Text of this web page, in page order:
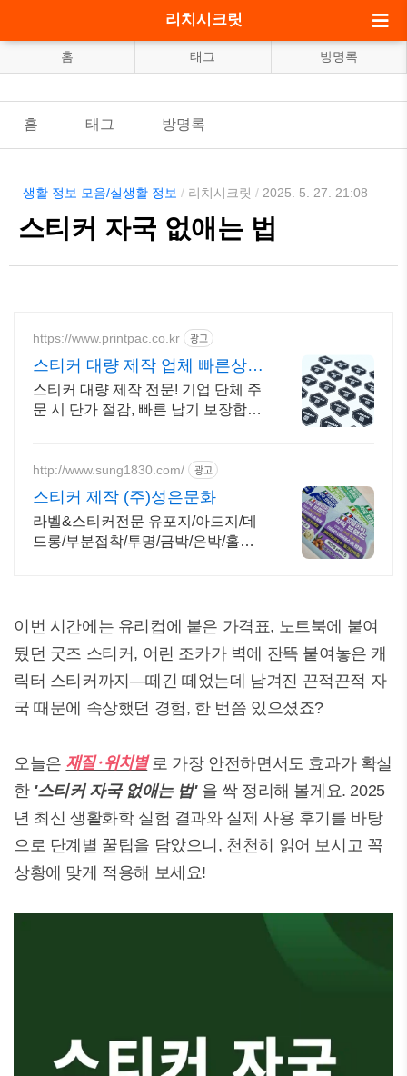
리치시크릿
홈 태그 방명록
홈 태그 방명록
생활 정보 모음/실생활 정보 / 리치시크릿 / 2025. 5. 27. 21:08
스티커 자국 없애는 법
https://www.printpac.co.kr 광고
스티커 대량 제작 업체 빠른상담
빠른출고
스티커 대량 제작 전문! 기업 단체 주
문 시 단가 절감, 빠른 납기 보장합니
http://www.sung1830.com/ 광고
스티커 제작 (주)성은문화
라벨&스티커전문 유포지/아드지/데
드롱/부분접착/투명/금박/은박/홀로
이번 시간에는 유리컵에 붙은 가격표, 노트북에 붙여
뒀던 굿즈 스티커, 어린 조카가 벽에 잔뜩 붙여놓은 캐
릭터 스티커까지—떼긴 떼었는데 남겨진 끈적끈적 자
국 때문에 속상했던 경험, 한 번쯤 있으셨죠?
오늘은 재질·위치별 로 가장 안전하면서도 효과가 확실
한 '스티커 자국 없애는 법' 을 싹 정리해 볼게요. 2025
년 최신 생활화학 실험 결과와 실제 사용 후기를 바탕
으로 단계별 꿀팁을 담았으니, 천천히 읽어 보시고 꼭
상황에 맞게 적용해 보세요!